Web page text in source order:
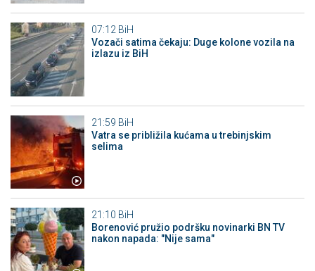
07:12 BiH
Vozači satima čekaju: Duge kolone vozila na
izlazu iz BiH
21:59 BiH
Vatra se približila kućama u trebinjskim
selima
21:10 BiH
Borenović pružio podršku novinarki BN TV
nakon napada: "Nije sama"